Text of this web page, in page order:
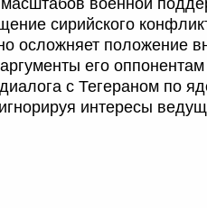
сирийского
осложняет положение
его
с Тегераном по
интересы